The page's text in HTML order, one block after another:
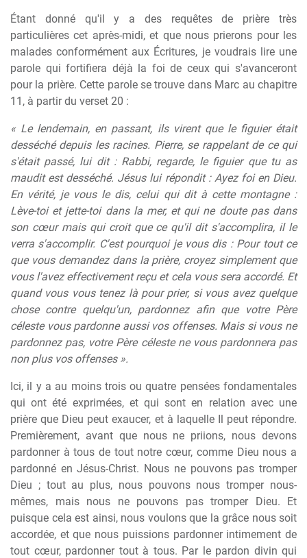
Étant donné qu'il y a des requêtes de prière très
particulières cet après-midi, et que nous prierons pour les
malades conformément aux Écritures, je voudrais lire une
parole qui fortifiera déjà la foi de ceux qui s'avanceront
pour la prière. Cette parole se trouve dans Marc au chapitre
11, à partir du verset 20 :
« Le lendemain, en passant, ils virent que le figuier était
desséché depuis les racines. Pierre, se rappelant de ce qui
s'était passé, lui dit : Rabbi, regarde, le figuier que tu as
maudit est desséché. Jésus lui répondit : Ayez foi en Dieu.
En vérité, je vous le dis, celui qui dit à cette montagne :
Lève-toi et jette-toi dans la mer, et qui ne doute pas dans
son cœur mais qui croit que ce qu'il dit s'accomplira, il le
verra s'accomplir. C'est pourquoi je vous dis : Pour tout ce
que vous demandez dans la prière, croyez simplement que
vous l'avez effectivement reçu et cela vous sera accordé. Et
quand vous vous tenez là pour prier, si vous avez quelque
chose contre quelqu'un, pardonnez afin que votre Père
céleste vous pardonne aussi vos offenses. Mais si vous ne
pardonnez pas, votre Père céleste ne vous pardonnera pas
non plus vos offenses ».
Ici, il y a au moins trois ou quatre pensées fondamentales
qui ont été exprimées, et qui sont en relation avec une
prière que Dieu peut exaucer, et à laquelle Il peut répondre.
Premièrement, avant que nous ne priions, nous devons
pardonner à tous de tout notre cœur, comme Dieu nous a
pardonné en Jésus-Christ. Nous ne pouvons pas tromper
Dieu ; tout au plus, nous pouvons nous tromper nous-
mêmes, mais nous ne pouvons pas tromper Dieu. Et
puisque cela est ainsi, nous voulons que la grâce nous soit
accordée, et que nous puissions pardonner intimement de
tout cœur, pardonner tout à tous. Par le pardon divin qui